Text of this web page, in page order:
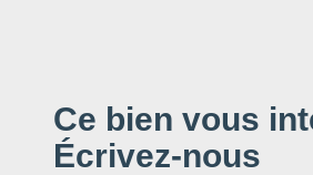
Ce bien vous
Écrivez-nous